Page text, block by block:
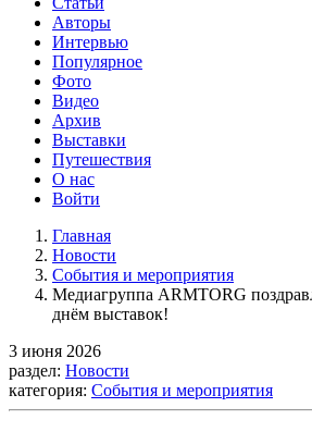
Авторы
Интервью
Популярное
Фото
Видео
Архив
Выставки
Путешествия
О нас
Войти
Главная
Новости
События и мероприятия
Медиагруппа ARMTORG
днём выставок!
3 июня 2026
раздел: Новости
категория: События и мероприятия